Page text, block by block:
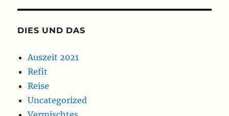
DIES UND DAS
Auszeit 2021
Refit
Reise
Uncategorized